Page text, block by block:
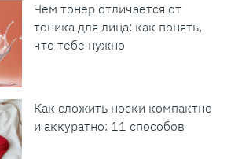
Чем тонер отличается от
тоника для лица: как понять,
что тебе нужно
Как сложить носки компактно
и аккуратно: 11 способов